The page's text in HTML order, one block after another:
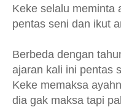
Keke selalu meminta
pentas seni dan ikut
Berbeda dengan
ajaran kali ini pentas
Keke memaksa
dia gak maksa tapi